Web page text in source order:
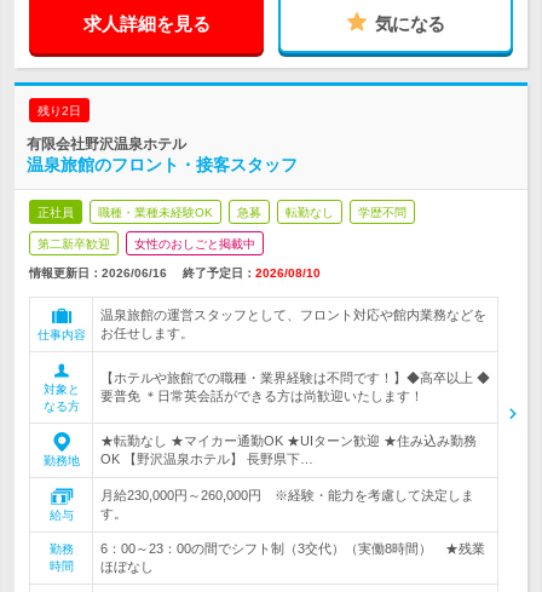
求人詳細を見る 気になる
残り2日
有限会社野沢温泉ホテル
温泉旅館のフロント・接客スタッフ
正社員 職種・業種未経験OK 急募 転勤なし 学歴不問
第二新卒歓迎 女性のおしごと掲載中
情報更新日：2026/06/16 終了予定日： 2026/08/10
仕事内容
温泉旅館の運営スタッフとして、フロント対応や館内業務などを
お任せします。
対象と
なる方
【ホテルや旅館での職種・業界経験は不問です！】◆高卒以上 ◆
要普免 ＊日常英会話ができる方は尚歓迎いたします！
勤務地
★転勤なし ★マイカー通勤OK ★UIターン歓迎 ★住み込み勤務
OK 【野沢温泉ホテル】 長野県下…
給与
月給230,000円～260,000円 ※経験・能力を考慮して決定しま
す。
勤務
時間
6：00～23：00の間でシフト制（3交代）（実働8時間） ★残業
ほぼなし